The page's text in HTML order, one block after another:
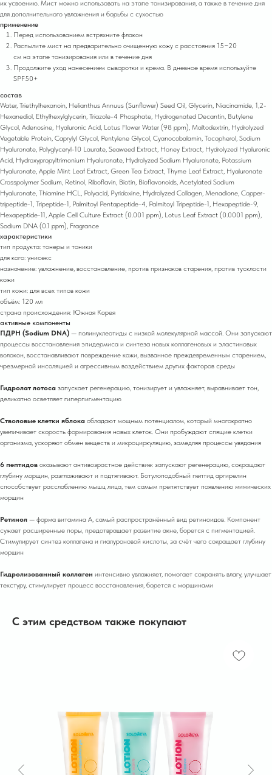
их усвоению. Мист можно использовать на этапе тонизирования, а также в течение дня
для дополнительного увлажнения и борьбы с сухостью
применение
Перед использованием встряхните флакон
Распылите мист на предварительно очищенную кожу с расстояния 15−20
см на этапе тонизирования или в течение дня
Продолжите уход нанесением сыворотки и крема. В дневное время используйте
SPF50+
состав
Water, Triethylhexanoin, Helianthus Annuus (Sunflower) Seed Oil, Glycerin, Niacinamide, 1,2-
Hexanediol, Ethylhexylglycerin, Triazole-4 Phosphate, Hydrogenated Decantin, Butylene
Glycol, Adenosine, Hyaluronic Acid, Lotus Flower Water (98 ppm), Maltodextrin, Hydrolyzed
Vegetable Protein, Caprylyl Glycol, Pentylene Glycol, Cyanocobalamin, Tocopherol, Sodium
Hyaluronate, Polyglyceryl-10 Laurate, Seaweed Extract, Honey Extract, Hydrolyzed Hyaluronic
Acid, Hydroxypropyltrimonium Hyaluronate, Hydrolyzed Sodium Hyaluronate, Potassium
Hyaluronate, Apple Mint Leaf Extract, Green Tea Extract, Thyme Leaf Extract, Hyaluronate
Crosspolymer Sodium, Retinol, Riboflavin, Biotin, Bioflavonoids, Acetylated Sodium
Hyaluronate, Thiamine HCL, Polyacid, Pyridoxine, Hydrolyzed Collagen, Menadione, Copper-
tripeptide-1, Tripeptide-1, Palmitoyl Pentapeptide-4, Palmitoyl Tripeptide-1, Hexapeptide-9,
Hexapeptide-11, Apple Cell Culture Extract (0.001 ppm), Lotus Leaf Extract (0.0001 ppm),
Sodium DNA (0.1 ppm), Fragrance
характеристики
тип продукта: тонеры и тоники
для кого: унисекс
назначение: увлажнение, восстановление, против признаков старения, против тусклости
кожи
тип кожи: для всех типов кожи
объём: 120 мл
страна происхождения: Южная Корея
активные компоненты
ПДРН (Sodium DNA) — полинуклеотиды с низкой молекулярной массой. Они запускают
процессы восстановления эпидермиса и синтеза новых коллагеновых и эластиновых
волокон, восстанавливают повреждение кожи, вызванное преждевременным старением,
чрезмерной инсоляцией и агрессивным воздействием других факторов среды
Гидролат лотоса запускает регенерацию, тонизирует и увлажняет, выравнивает тон,
деликатно осветляет гиперпигментацию
Стволовые клетки яблока обладают мощным потенциалом, который многократно
увеличивает скорость формирования новых клеток. Они пробуждают спящие клетки
организма, ускоряют обмен веществ и микроциркуляцию, замедляя процессы увядания
6 пептидов оказывают антивозрастное действие: запускают регенерацию, сокращают
глубину морщин, разглаживают и подтягивают. Ботулоподобный пептид аргирелин
способствует расслаблению мышц лица, тем самым препятствует появлению мимических
морщин
Ретинол — форма витамина A, самый распространённый вид ретиноидов. Компонент
сужает расширенные поры, предотвращает развитие акне, борется с пигментацией.
Стимулирует синтез коллагена и гиалуроновой кислоты, за счёт чего сокращает глубину
морщин
Гидролизованный коллаген интенсивно увлажняет, помогает сохранять влагу, улучшает
текстуру, стимулирует процесс восстановления, борется с морщинами
С этим средством также покупают